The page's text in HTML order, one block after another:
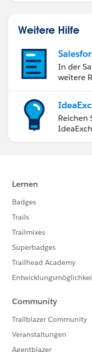
Weitere Hilfe
In der
weitere
Reichen